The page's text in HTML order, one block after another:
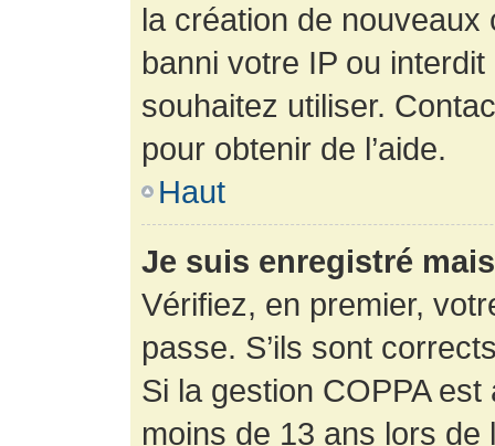
la création de
banni votre IP ou
souhaitez utiliser.
pour obtenir de l’aide.
Haut
Je suis enregistré
Vérifiez, en premier,
passe. S’ils sont
Si la gestion COPPA
moins de 13 ans lors de